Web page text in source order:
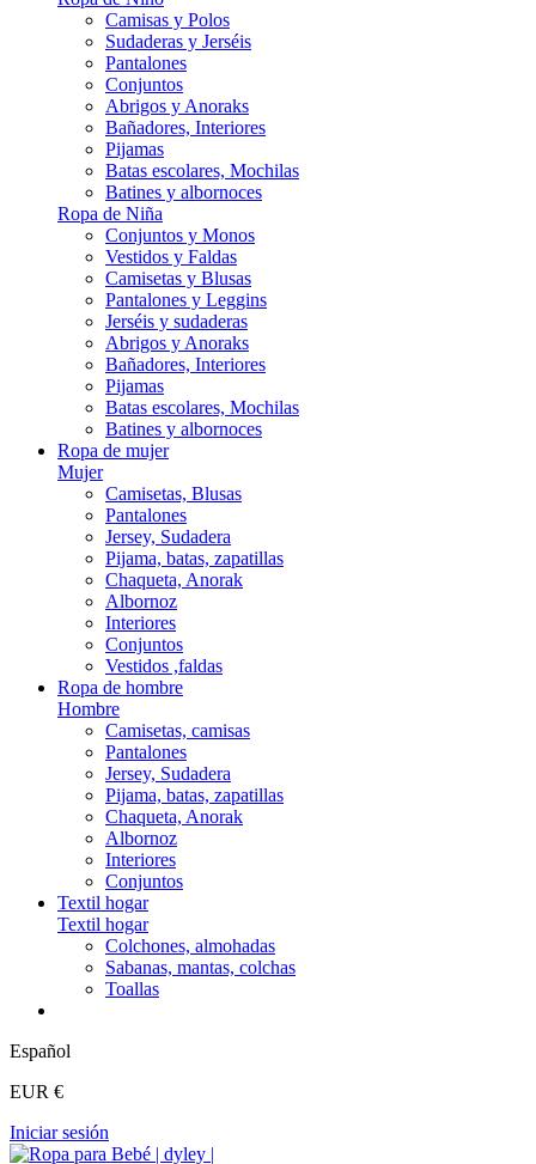
Camisas y Polos
Sudaderas y Jerséis
Pantalones
Conjuntos
Abrigos y Anoraks
Bañadores, Interiores
Pijamas
Batas escolares, Mochilas
Batines y albornoces
Ropa de Niña
Conjuntos y Monos
Vestidos y Faldas
Camisetas y Blusas
Pantalones y Leggins
Jerséis y sudaderas
Abrigos y Anoraks
Bañadores, Interiores
Pijamas
Batas escolares, Mochilas
Batines y albornoces
Ropa de mujer
Mujer
Camisetas, Blusas
Pantalones
Jersey, Sudadera
Pijama, batas, zapatillas
Chaqueta, Anorak
Albornoz
Interiores
Conjuntos
Vestidos ,faldas
Ropa de hombre
Hombre
Camisetas, camisas
Pantalones
Jersey, Sudadera
Pijama, batas, zapatillas
Chaqueta, Anorak
Albornoz
Interiores
Conjuntos
Textil hogar
Textil hogar
Colchones, almohadas
Sabanas, mantas, colchas
Toallas
Español
EUR €
Iniciar sesión